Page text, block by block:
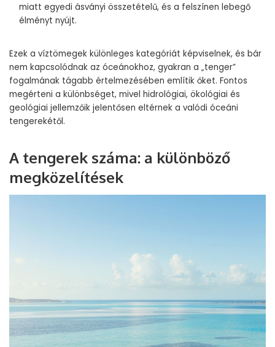
miatt egyedi ásványi összetételű, és a felszínen lebegő
élményt nyújt.
Ezek a víztömegek különleges kategóriát képviselnek, és bár
nem kapcsolódnak az óceánokhoz, gyakran a „tenger”
fogalmának tágabb értelmezésében említik őket. Fontos
megérteni a különbséget, mivel hidrológiai, ökológiai és
geológiai jellemzőik jelentősen eltérnek a valódi óceáni
tengerekétől.
A tengerek száma: a különböző
megközelítések